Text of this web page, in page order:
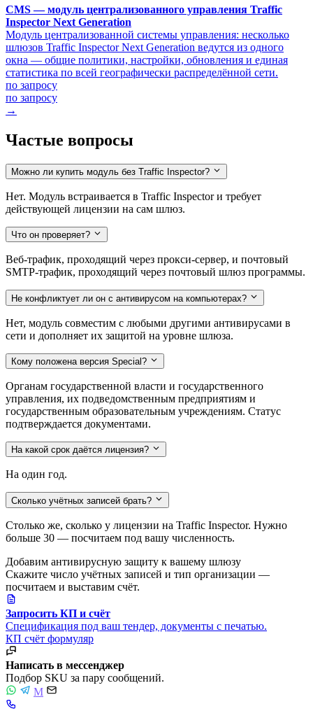
CMS — модуль централизованного управления Traffic
Inspector Next Generation
Модуль централизованной системы управления: несколько
шлюзов Traffic Inspector Next Generation ведутся из одного
окна — общие политики, настройки, обновления и единая
статистика по всей географически распределённой сети.
по запросу
по запросу
→
Частые вопросы
Можно ли купить модуль без Traffic Inspector?
Нет. Модуль встраивается в Traffic Inspector и требует
действующей лицензии на сам шлюз.
Что он проверяет?
Веб-трафик, проходящий через прокси-сервер, и почтовый
SMTP-трафик, проходящий через почтовый шлюз программы.
Не конфликтует ли он с антивирусом на компьютерах?
Нет, модуль совместим с любыми другими антивирусами в
сети и дополняет их защитой на уровне шлюза.
Кому положена версия Special?
Органам государственной власти и государственного
управления, их подведомственным предприятиям и
государственным образовательным учреждениям. Статус
подтверждается документами.
На какой срок даётся лицензия?
На один год.
Сколько учётных записей брать?
Столько же, сколько у лицензии на Traffic Inspector. Нужно
больше 30 — посчитаем под вашу численность.
Добавим антивирусную защиту к вашему шлюзу
Скажите число учётных записей и тип организации —
посчитаем и выставим счёт.
Запросить КП и счёт
Спецификация под ваш тендер, документы с печатью.
КП счёт формуляр
Написать в мессенджер
Подбор SKU за пару сообщений.
M